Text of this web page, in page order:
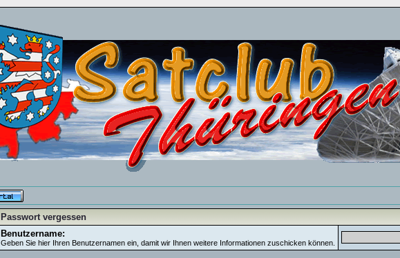
Passwort vergessen
Benutzername:
Geben Sie hier Ihren Benutzernamen ein, damit wir Ihnen weitere Informationen zuschicken können.